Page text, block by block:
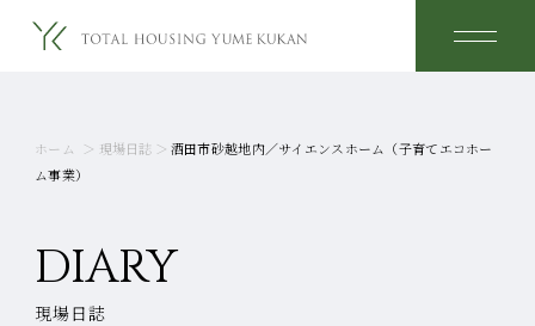
ホーム ＞ 現場日誌 ＞ 酒田市砂越地内／サイエンスホーム（子育てエコホー
ム事業）
DIARY
現場日誌